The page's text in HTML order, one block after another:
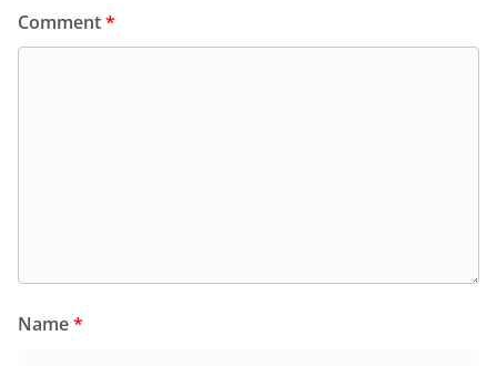
Comment*
Name*